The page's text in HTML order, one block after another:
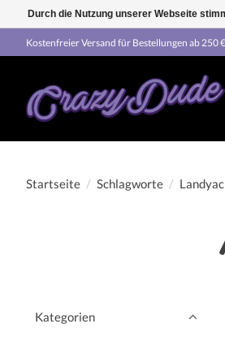
Kostenfreier Versand für Bestellungen ab 250
Startseite / Schlagworte /
Kategorien
Durch die Nutzung unserer Webseite